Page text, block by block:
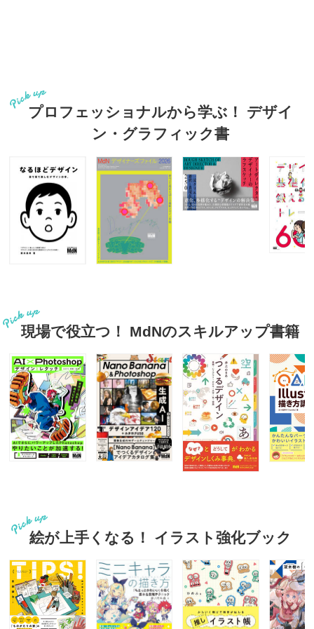
プロフェッショナルから学ぶ！ デザイ
ン・グラフィック書
現場で役立つ！ MdNのスキルアップ書籍
絵が上手くなる！ イラスト強化ブック